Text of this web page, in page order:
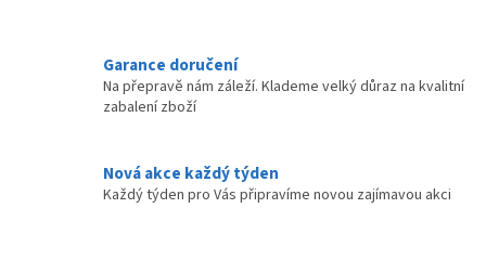
Garance doručení
Na přepravě nám záleží. Klademe velký důraz na kvalitní
zabalení zboží
Nová akce každý týden
Každý týden pro Vás připravíme novou zajímavou akci